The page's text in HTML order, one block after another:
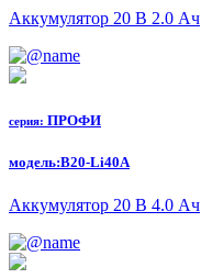
Аккумулятор 20 В 2.0 Ач
серия: ПРОФИ
модель:B20-Li40A
Аккумулятор 20 В 4.0 Ач